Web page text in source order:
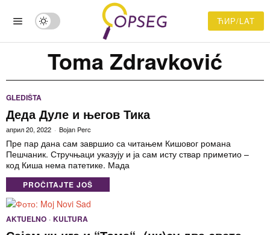
ЋИР/LAT
Toma Zdravković
GLEDIŠTA
Деда Дуле и његов Тика
април 20, 2022 Bojan Perc
Пре пар дана сам завршио са читањем Кишовог романа
Пешчаник. Стручњаци указују и ја сам исту ствар приметио –
код Киша нема патетике. Мада
PROČITAJTE JOŠ
AKTUELNO · KULTURA